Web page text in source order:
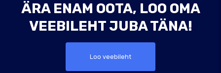
ÄRA ENAM OOTA, LOO OMA
VEEBILEHT JUBA TÄNA!
Loo veebileht